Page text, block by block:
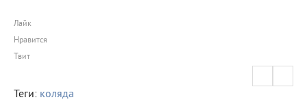
Лайк
Нравится
Твит
Теги: коляда